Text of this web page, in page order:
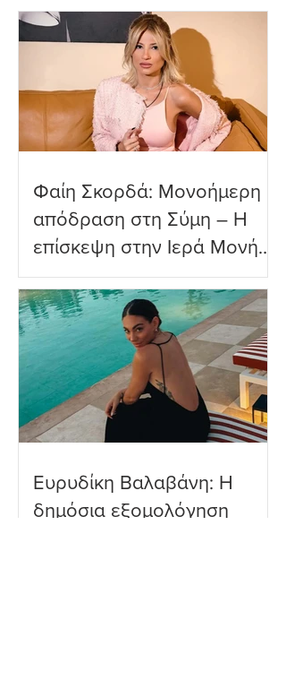
Μόργκαν – «Τα όνειρα
όντως γίνονται
πραγματικότητα»
Φαίη Σκορδά: Μονοήμερη
απόδραση στη Σύμη – Η
επίσκεψη στην Ιερά Μονή
Πανορμίτη
Ευρυδίκη Βαλαβάνη: Η
δημόσια εξομολόγηση